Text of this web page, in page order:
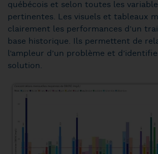
québécois et selon toutes les
pertinentes. Les visuels et tableaux
clairement les performances d’un
base historique. Ils permettent de
l’ampleur d’un problème et
solution.